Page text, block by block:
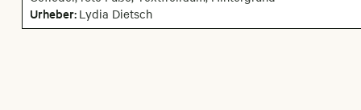
Urheber: Lydia Dietsch